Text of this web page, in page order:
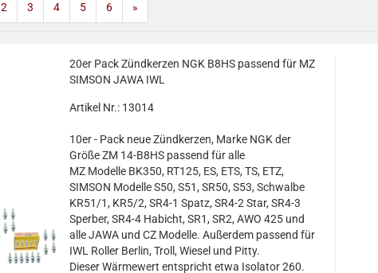
2 3 4 5 6 »
20er Pack Zündkerzen NGK B8HS passend für MZ
SIMSON JAWA IWL
Artikel Nr.: 13014
10er - Pack neue Zündkerzen, Marke NGK der
Größe ZM 14-B8HS passend für alle
MZ Modelle BK350, RT125, ES, ETS, TS, ETZ,
SIMSON Modelle S50, S51, SR50, S53, Schwalbe
KR51/1, KR5/2, SR4-1 Spatz, SR4-2 Star, SR4-3
Sperber, SR4-4 Habicht, SR1, SR2, AWO 425 und
alle JAWA und CZ Modelle. Außerdem passend für
IWL Roller Berlin, Troll, Wiesel und Pitty.
Dieser Wärmewert entspricht etwa Isolator 260.